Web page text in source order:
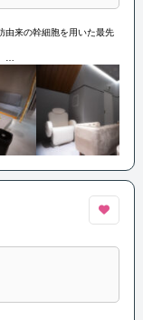
由来の幹細胞を用いた最先
関節症」「変形性股関節
誘導による関節の再生医
てより強い再生能力をも
るものです。
した幹細胞を投与できるた
果で知られ、再生医療に精
のメディアからも多くの取